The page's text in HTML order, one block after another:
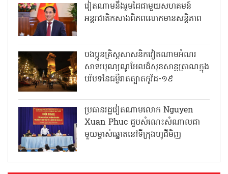
វៀតណាមនឹងរួមដៃជាមួយសហគមន៍
អន្តរជាតិកសាងពិភពលោកមានសន្តិភាព
បងប្អូនគ្រិស្តសាសនិកវៀតណាមអំណរ
សាទរបុណ្យណូអែលដ៏សុខសាន្តត្រាណក្នុង
បរិបទនៃជម្ងឺរាតត្បាតកូវីដ-១៩
ប្រធានរដ្ឋវៀតណាមលោក Nguyen
Xuan Phuc ជួបសំណេះសំណាលជា
មួយម្ចាស់ឆ្នោតនៅទីក្រុងហូជីមិញ